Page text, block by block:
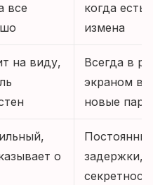
все
когда есть
измена
на виду,
Всегда в
экраном
новые
о
задержки,